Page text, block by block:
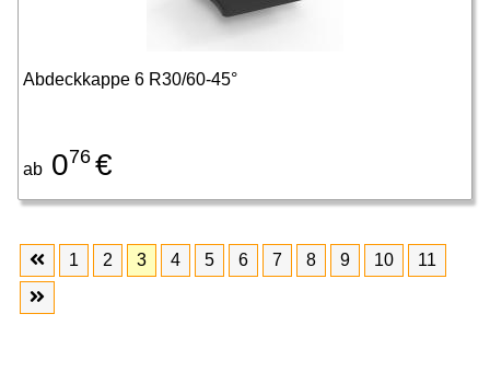
Abdeckkappe 6 R30/60-45°
ab 076 €
1 2 3 4 5 6 7 8 9 10 11